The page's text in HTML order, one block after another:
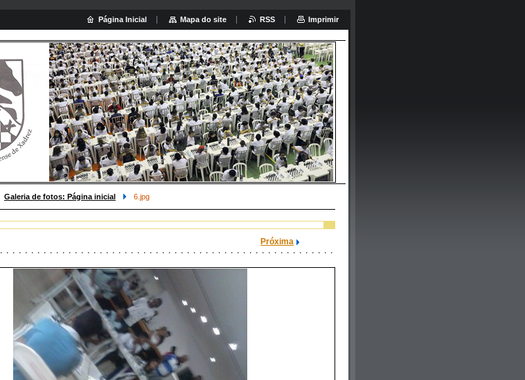
Pesquisar:
Galeria de fotos: Página inicial 6.jpg
Próxima
Página Inicial Mapa do site RSS Imprimir